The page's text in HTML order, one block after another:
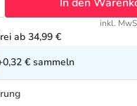
inkl.
ab 34,99 €
€ sammeln